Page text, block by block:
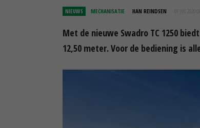
NIEUWS MECHANISATIE HAN REINDSEN 01 JUL 2020
Met de nieuwe Swadro TC 1250
12,50 meter. Voor de bediening is